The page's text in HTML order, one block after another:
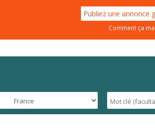
Publiez une annonce
Comment ça